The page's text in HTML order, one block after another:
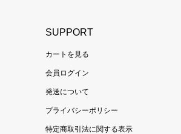
SUPPORT
カートを見る
会員ログイン
発送について
プライバシーポリシー
特定商取引法に関する表示